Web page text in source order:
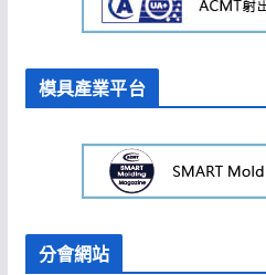
模具產業平台
分會網站